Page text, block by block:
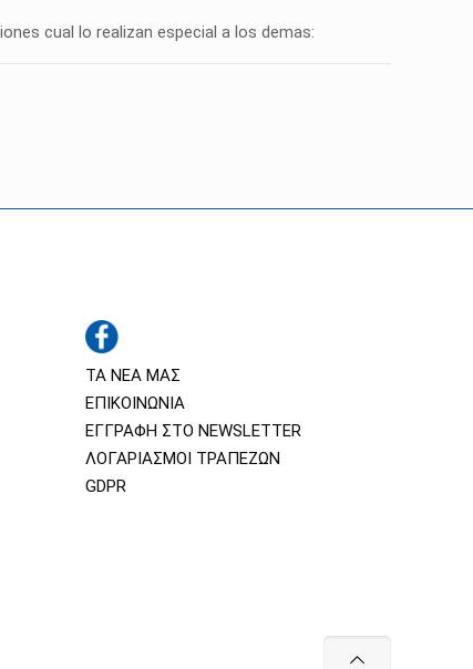
cual lo realizan especial a los demas:
ΤΑ ΝΕΑ ΜΑΣ
ΕΠΙΚΟΙΝΩΝΙΑ
ΕΓΓΡΑΦΗ ΣΤΟ NEWSLETTER
ΛΟΓΑΡΙΑΣΜΟΙ ΤΡΑΠΕΖΩΝ
GDPR